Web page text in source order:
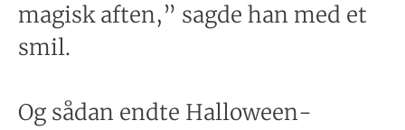
magisk aften,” sagde han med et
smil.
Og sådan endte Halloween-